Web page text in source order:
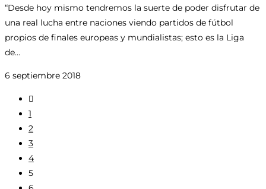
“Desde hoy mismo tendremos la suerte de poder disfrutar de
una real lucha entre naciones viendo partidos de fútbol
propios de finales europeas y mundialistas; esto es la Liga
de…
6 septiembre 2018
Ir
a
la
página
anterior
1
2
3
4
5